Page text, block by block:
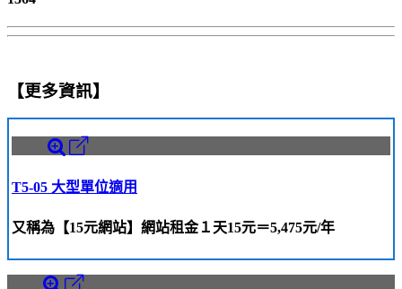
【更多資訊】
T5-05 大型單位適用
又稱為【15元網站】網站租金１天15元＝5,475元/年